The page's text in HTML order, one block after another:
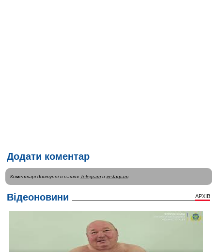
Додати коментар
Коментарі доступні в наших Telegramи instagram.
Відеоновини АРХІВ